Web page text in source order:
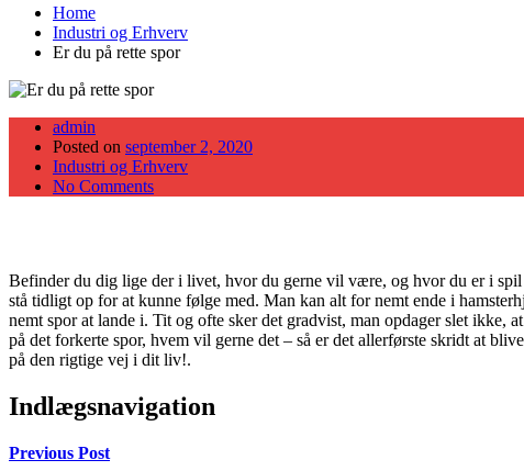
Home
Industri og Erhverv
Er du på rette spor
admin
Posted on september 2, 2020
Industri og Erhverv
No Comments
Befinder du dig lige der i livet, hvor du gerne vil være, og hvor du er i spil
stå tidligt op for at kunne følge med. Man kan alt for nemt ende i
nemt spor at lande i. Tit og ofte sker det gradvist, man opdager slet
på det forkerte spor, hvem vil gerne det – så er det allerførste skridt at
på den rigtige vej i dit liv!.
Indlægsnavigation
Previous Post